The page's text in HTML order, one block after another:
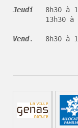
Jeudi 8h30 à
Vend.   8h30 à